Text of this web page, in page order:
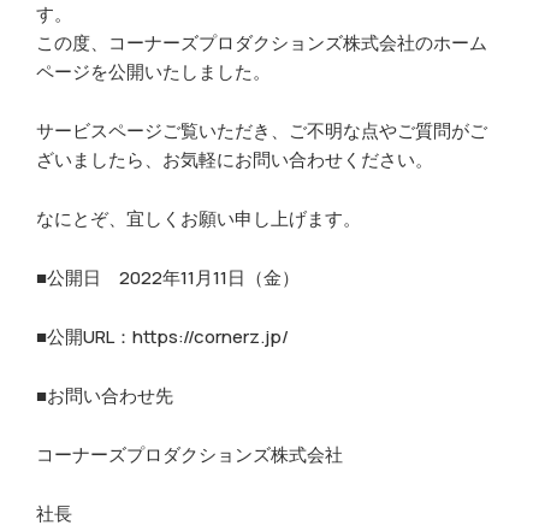
す。
この度、コーナーズプロダクションズ株式会社のホーム
ページを公開いたしました。
サービスページご覧いただき、ご不明な点やご質問がご
ざいましたら、お気軽にお問い合わせください。
なにとぞ、宜しくお願い申し上げます。
■公開日 2022年11月11日（金）
■公開URL：https://cornerz.jp/
■お問い合わせ先
コーナーズプロダクションズ株式会社
社長